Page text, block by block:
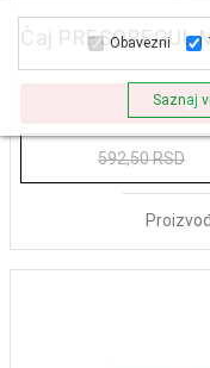
Čaj
592,50 RSD
Obavezni
Saznaj